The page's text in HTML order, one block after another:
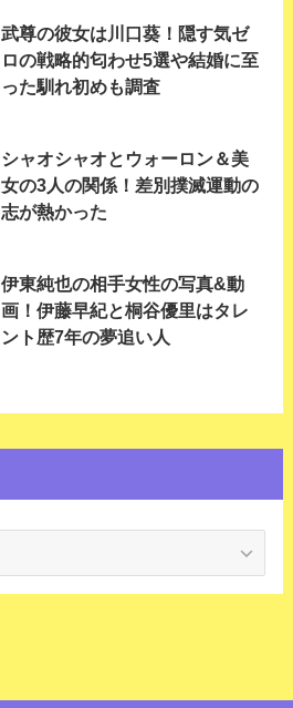
武尊の彼女は川口葵！隠す気ゼ
ロの戦略的匂わせ5選や結婚に至
った馴れ初めも調査
シャオシャオとウォーロン＆美
女の3人の関係！差別撲滅運動の
志が熱かった
伊東純也の相手女性の写真&動
画！伊藤早紀と桐谷優里はタレ
ント歴7年の夢追い人